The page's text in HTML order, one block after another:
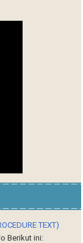
TEXT)
Berikut ini: